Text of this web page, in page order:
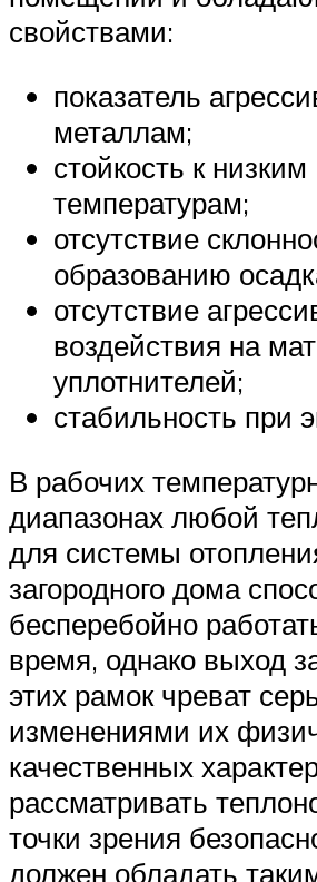
свойствами:
показатель
металлам;
стойкость к низким
температурам;
отсутствие
образованию
отсутствие
воздействия на
уплотнителей;
стабильность при
В рабочих
диапазонах любой
для системы
загородного дома
бесперебойно
время, однако выход
этих рамок чреват
изменениями их
качественных
рассматривать
точки зрения
должен обладать